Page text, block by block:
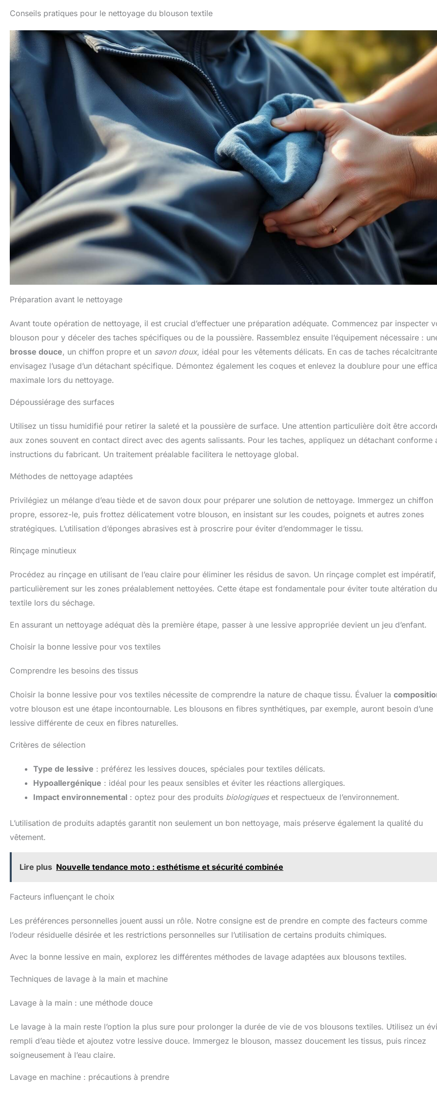
Conseils pratiques pour le nettoyage du blouson textile
Préparation avant le nettoyage
Avant toute opération de nettoyage, il est crucial d’effectuer une préparation adéquate. Commencez par inspecter
blouson pour y déceler des taches spécifiques ou de la poussière. Rassemblez ensuite l’équipement nécessaire :
brosse douce, un chiffon propre et un savon doux, idéal pour les vêtements délicats. En cas de taches
envisagez l’usage d’un détachant spécifique. Démontez également les coques et enlevez la doublure pour une
maximale lors du nettoyage.
Dépoussiérage des surfaces
Utilisez un tissu humidifié pour retirer la saleté et la poussière de surface. Une attention particulière doit être
aux zones souvent en contact direct avec des agents salissants. Pour les taches, appliquez un détachant conforme
instructions du fabricant. Un traitement préalable facilitera le nettoyage global.
Méthodes de nettoyage adaptées
Privilégiez un mélange d’eau tiède et de savon doux pour préparer une solution de nettoyage. Immergez un chiffon
propre, essorez-le, puis frottez délicatement votre blouson, en insistant sur les coudes, poignets et autres zones
stratégiques. L’utilisation d’éponges abrasives est à proscrire pour éviter d’endommager le tissu.
Rinçage minutieux
Procédez au rinçage en utilisant de l’eau claire pour éliminer les résidus de savon. Un rinçage complet est impératif,
particulièrement sur les zones préalablement nettoyées. Cette étape est fondamentale pour éviter toute altération du
textile lors du séchage.
En assurant un nettoyage adéquat dès la première étape, passer à une lessive appropriée devient un jeu d’enfant.
Choisir la bonne lessive pour vos textiles
Comprendre les besoins des tissus
Choisir la bonne lessive pour vos textiles nécessite de comprendre la nature de chaque tissu. Évaluer la
votre blouson est une étape incontournable. Les blousons en fibres synthétiques, par exemple, auront besoin d’une
lessive différente de ceux en fibres naturelles.
Critères de sélection
Type de lessive : préférez les lessives douces, spéciales pour textiles délicats.
Hypoallergénique : idéal pour les peaux sensibles et éviter les réactions allergiques.
Impact environnemental : optez pour des produits biologiqueset respectueux de l’environnement.
L’utilisation de produits adaptés garantit non seulement un bon nettoyage, mais préserve également la qualité du
vêtement.
Lire plus Nouvelle tendance moto : esthétisme et sécurité combinée
Facteurs influençant le choix
Les préférences personnelles jouent aussi un rôle. Notre consigne est de prendre en compte des facteurs comme
l’odeur résiduelle désirée et les restrictions personnelles sur l’utilisation de certains produits chimiques.
Avec la bonne lessive en main, explorez les différentes méthodes de lavage adaptées aux blousons textiles.
Techniques de lavage à la main et machine
Lavage à la main : une méthode douce
Le lavage à la main reste l’option la plus sure pour prolonger la durée de vie de vos blousons textiles. Utilisez un
rempli d’eau tiède et ajoutez votre lessive douce. Immergez le blouson, massez doucement les tissus, puis rincez
soigneusement à l’eau claire.
Lavage en machine : précautions à prendre